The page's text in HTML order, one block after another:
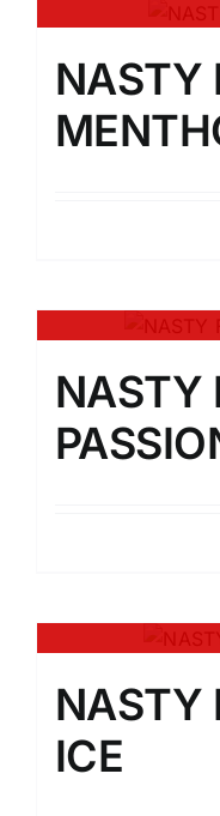
NASTY
NASTY
NASTY
ICE